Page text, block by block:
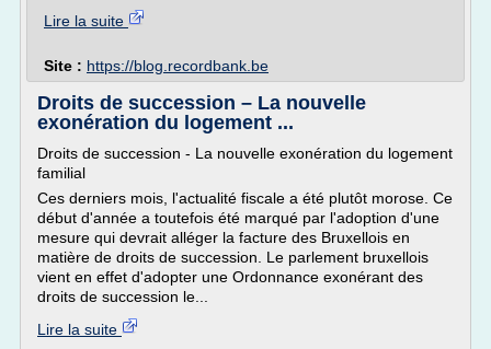
Lire la suite
Site : https://blog.recordbank.be
Droits de succession – La nouvelle
exonération du logement ...
Droits de succession - La nouvelle exonération du logement
familial
Ces derniers mois, l'actualité fiscale a été plutôt morose. Ce
début d'année a toutefois été marqué par l'adoption d'une
mesure qui devrait alléger la facture des Bruxellois en
matière de droits de succession. Le parlement bruxellois
vient en effet d'adopter une Ordonnance exonérant des
droits de succession le...
Lire la suite